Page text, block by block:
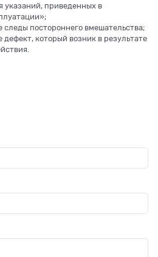
указаний, приведенных в
постороннего вмешательства;
который возник в результате